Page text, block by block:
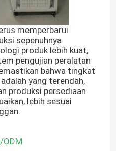
memperbarui
sepenuhnya
produk lebih kuat,
pengujian peralatan
bahwa tingkat
yang terendah,
produksi persediaan
lebih sesuai
ODM